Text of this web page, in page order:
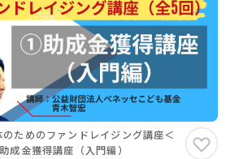
ためのファンドレイジング講座＜
成金獲得講座（入門編）